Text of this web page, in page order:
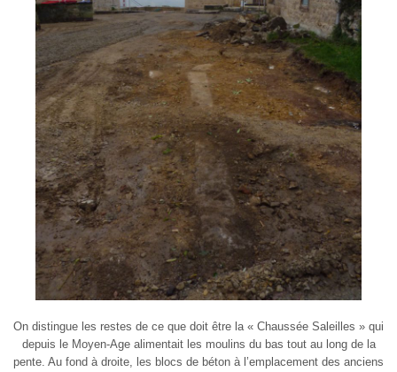
On distingue les restes de ce que doit être la « Chaussée Saleilles » qui
depuis le Moyen-Age alimentait les moulins du bas tout au long de la
pente. Au fond à droite, les blocs de béton à l’emplacement des anciens